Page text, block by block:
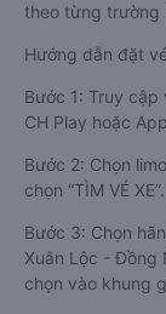
theo từng trường
Hướng dẫn đặt
Bước 1: Truy cập
CH Play hoặc
Bước 2: Chọn
chọn “TÌM VÉ XE”.
Bước 3: Chọn
Xuân Lộc - Đồng
chọn vào khung